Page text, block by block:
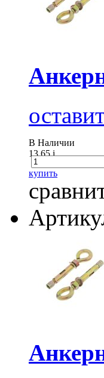
В Наличии
13.65i
купить